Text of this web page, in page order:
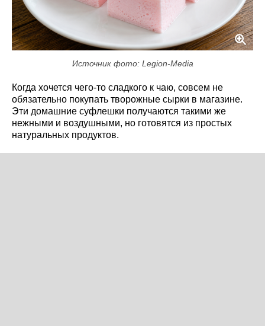
Источник фото: Legion-Media
Когда хочется чего-то сладкого к чаю, совсем не
обязательно покупать творожные сырки в магазине.
Эти домашние суфлешки получаются такими же
нежными и воздушными, но готовятся из простых
натуральных продуктов.